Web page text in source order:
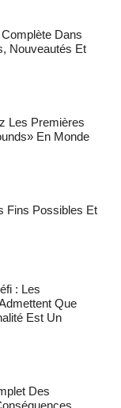
Dans
Nouveautés Et
Les Premières
En Monde
Fins Possibles Et
: Les
Que
Est Un
Des